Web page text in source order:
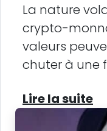
La nature
crypto-
valeurs
chuter à une
Lire la suite